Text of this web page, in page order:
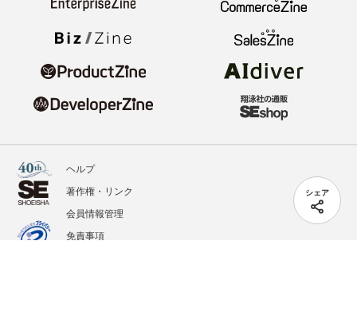
シェア
ヘルプ
著作権・リンク
会員情報管理
免責事項